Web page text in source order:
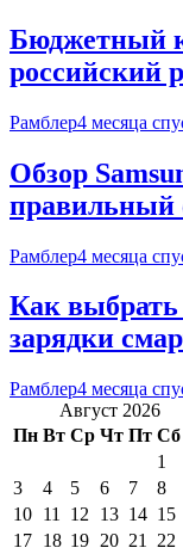
Бюджетный
российский
Рамблер4 месяца
Обзор
правильный
Рамблер4 месяца
Как выбрать
зарядки
Рамблер4 месяца
Август 2026
Пн Вт Ср Чт Пт Сб
1
3
4 5 6 7 8
10 11 12 13 14 15
17 18 19 20 21 22